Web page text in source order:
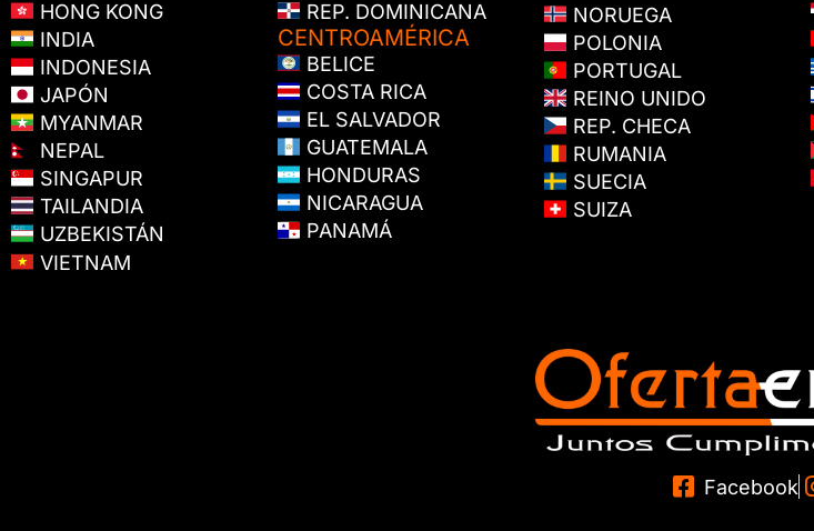
HONG KONG
INDIA
INDONESIA
JAPÓN
MYANMAR
NEPAL
SINGAPUR
TAILANDIA
UZBEKISTÁN
VIETNAM
REP. DOMINICANA
CENTROAMÉRICA
BELICE
COSTA RICA
EL SALVADOR
GUATEMALA
HONDURAS
NICARAGUA
PANAMÁ
NORUEGA
POLONIA
PORTUGAL
REINO UNIDO
REP. CHECA
RUMANIA
SUECIA
SUIZA
Facebook